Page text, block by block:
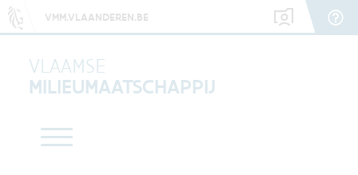
VMM.VLAANDEREN.BE
VLAAMSE
MILIEUMAATSCHAPPIJ